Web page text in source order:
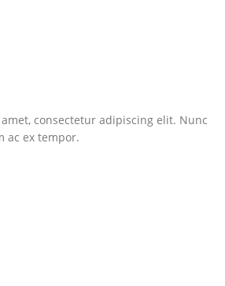
consectetur adipiscing elit. Nunc
ac ex tempor.